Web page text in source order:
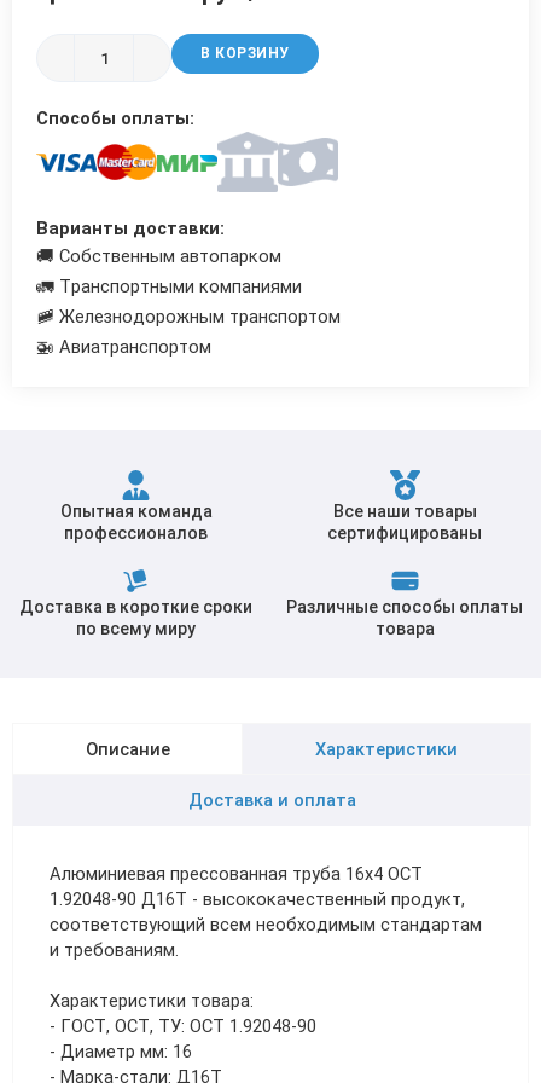
В КОРЗИНУ
Способы оплаты:
Варианты доставки:
🚚 Собственным автопарком
🚛 Транспортными компаниями
🚞 Железнодорожным транспортом
🚁 Авиатранспортом
Опытная команда
профессионалов
Все наши товары
сертифицированы
Доставка в короткие сроки
по всему миру
Различные способы оплаты
товара
Описание Характеристики
Доставка и оплата
Алюминиевая прессованная труба 16х4 ОСТ
1.92048-90 Д16Т - высококачественный продукт,
соответствующий всем необходимым стандартам
и требованиям.
Характеристики товара:
- ГОСТ, ОСТ, ТУ: ОСТ 1.92048-90
- Диаметр мм: 16
- Марка-стали: Д16Т
Трубы в ВУС изоляции